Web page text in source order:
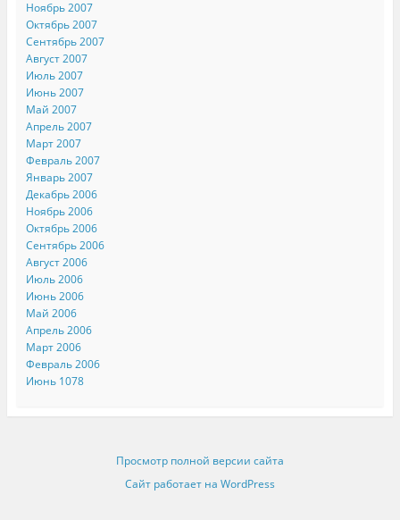
Ноябрь 2007
Октябрь 2007
Сентябрь 2007
Август 2007
Июль 2007
Июнь 2007
Май 2007
Апрель 2007
Март 2007
Февраль 2007
Январь 2007
Декабрь 2006
Ноябрь 2006
Октябрь 2006
Сентябрь 2006
Август 2006
Июль 2006
Июнь 2006
Май 2006
Апрель 2006
Март 2006
Февраль 2006
Июнь 1078
Просмотр полной версии сайта
Сайт работает на WordPress